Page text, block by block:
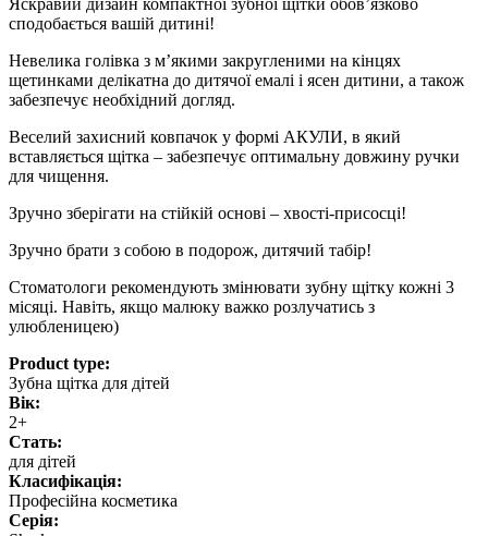
Яскравий дизайн компактної зубної щітки обов’язково
сподобається вашій дитині!
Невелика голівка з м’якими закругленими на кінцях
щетинками делікатна до дитячої емалі і ясен дитини, а також
забезпечує необхідний догляд.
Веселий захисний ковпачок у формі АКУЛИ, в який
вставляється щітка – забезпечує оптимальну довжину ручки
для чищення.
Зручно зберігати на стійкій основі – хвості-присосці!
Зручно брати з собою в подорож, дитячий табір!
Стоматологи рекомендують змінювати зубну щітку кожні 3
місяці. Навіть, якщо малюку важко розлучатись з
улюбленицею)
Product type:
Зубна щітка для дітей
Вік:
2+
Стать:
для дітей
Класифікація:
Професійна косметика
Серія: